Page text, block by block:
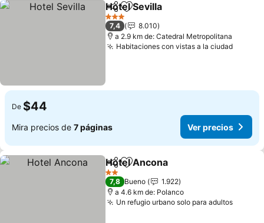
CompartirAgregar a favoritos
Hotel Sevilla
3 Estrellas
7,4
8.010
a 2.9 km de: Catedral Metropolitana
Habitaciones con vistas a la ciudad
De $44
Mira precios de 7 páginas Ver precios
CompartirAgregar a favoritos
Hotel Ancona
2 Estrellas
7,8 Bueno
1.922
a 4.6 km de: Polanco
Un refugio urbano solo para adultos